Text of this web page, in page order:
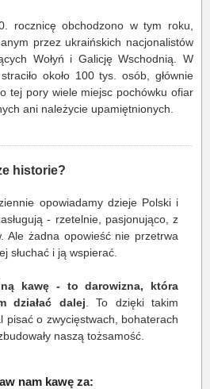
rocznicę obchodzono w tym roku,
przez ukraińskich nacjonalistów
Wołyń i Galicję Wschodnią. W
około 100 tys. osób, głównie
tej pory wiele miejsc pochówku ofiar
ani należycie upamiętnionych​.
historie?
opowiadamy dzieje Polski i
- rzetelnie, pasjonująco, z
Ale żadna opowieść nie przetrwa
słuchać i ją wspierać.
kawę - to darowizna, która
działać dalej . To dzięki takim
pisać o zwycięstwach, bohaterach
naszą tożsamość.
nam kawę za: